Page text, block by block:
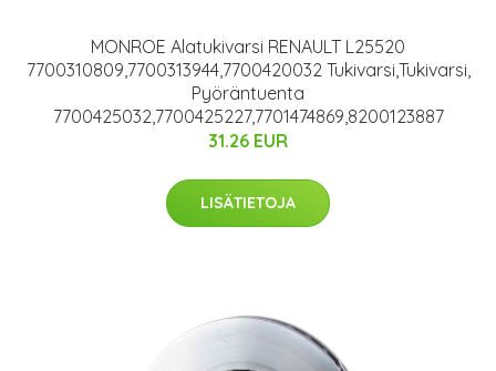
MONROE Alatukivarsi RENAULT L25520
7700310809,7700313944,7700420032 Tukivarsi,Tukivarsi,
Pyöräntuenta
7700425032,7700425227,7701474869,8200123887
31.26 EUR
LISÄTIETOJA